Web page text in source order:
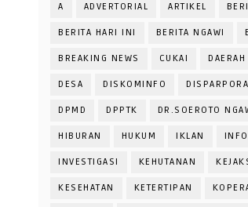
A ADVERTORIAL ARTIKEL
BERITA HARI INI BERITA NGAWI
BREAKING NEWS CUKAI DAERAH
DESA DISKOMINFO DISPARPORA
DPMD DPPTK DR.SOEROTO
HIBURAN HUKUM IKLAN INFO
INVESTIGASI KEHUTANAN
KESEHATAN KETERTIPAN